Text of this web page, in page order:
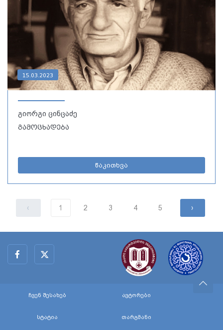
15.03.2023
გიორგი ცინცაძე
გამოცხადება
წაკითხვა
‹ 1 2 3 4 5 ›
ჩვენ შესახებ ავტორები
სტატია თარგმანი